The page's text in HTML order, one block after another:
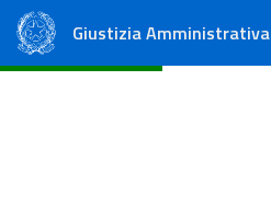
Giustizia Amministrativa